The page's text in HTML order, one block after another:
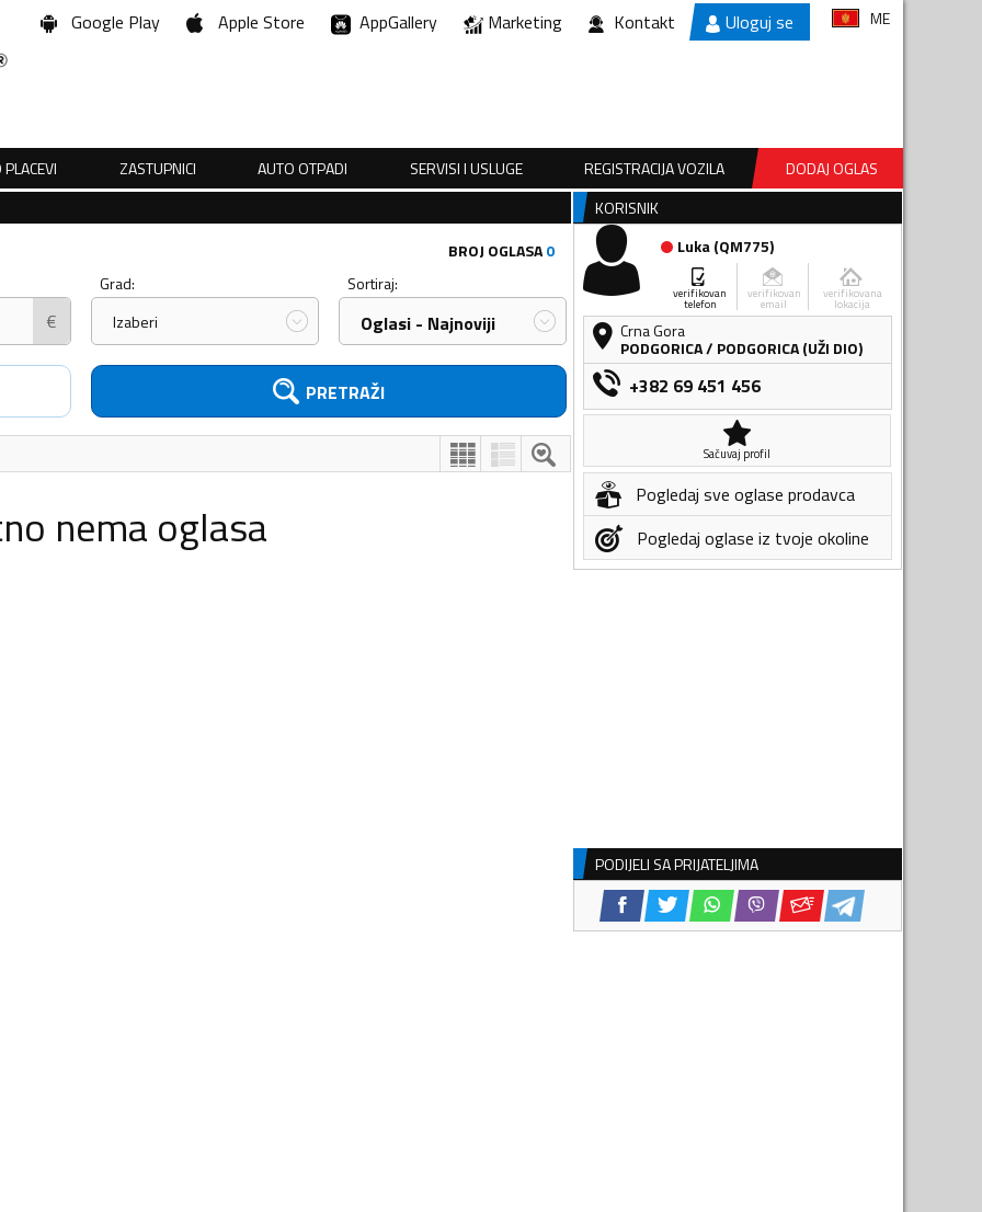
Google Play Apple Store AppGallery Marketing Kontakt Uloguj se ME
ZASTUPNICI AUTO OTPADI SERVISI I USLUGE REGISTRACIJA VOZILA
DODAJ OGLAS
BROJ OGLASA0
€
Grad:
Izaberi
Sortiraj:
Oglasi - Najnoviji
PRETRAŽI
nema oglasa
KORISNIK
Luka(QM775)
verifikovan
telefon
verifikovan
email
verifikovana
lokacija
Crna Gora
PODGORICA/ PODGORICA (UŽI DIO)
+382 69 451 456
Sačuvaj profil
Pogledaj sve oglase prodavca
Pogledaj oglase iz tvoje okoline
PODIJELI SA PRIJATELJIMA